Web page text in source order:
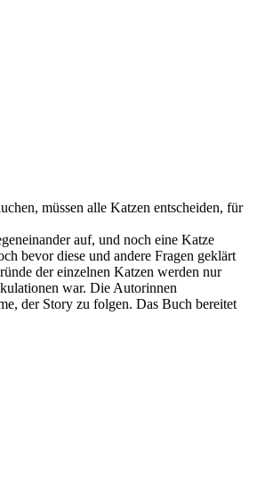
müssen alle Katzen entscheiden, für
auf, und noch eine Katze
bevor diese und andere Fragen geklärt
der einzelnen Katzen werden nur
war. Die Autorinnen
der Story zu folgen. Das Buch bereitet